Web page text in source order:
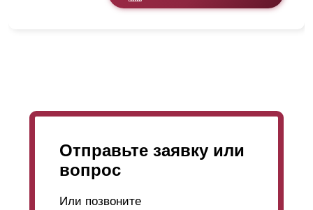
внутренней стороны забора. Столбызамеряютсяи
Отправьте заявку или
вопрос
Или позвоните